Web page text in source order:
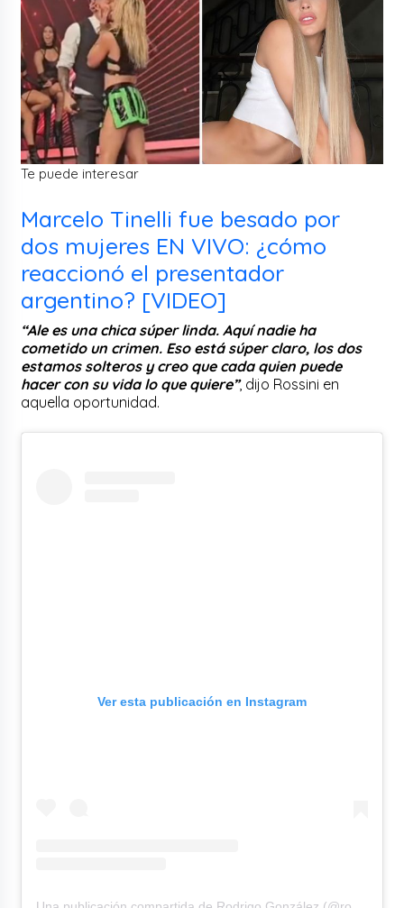
Te puede interesar
Marcelo Tinelli fue besado por
dos mujeres EN VIVO: ¿cómo
reaccionó el presentador
argentino? [VIDEO]
“Ale es una chica súper linda. Aquí nadie ha
cometido un crimen. Eso está súper claro, los dos
estamos solteros y creo que cada quien puede
hacer con su vida lo que quiere”, dijo Rossini en
aquella oportunidad.
Ver esta publicación en Instagram